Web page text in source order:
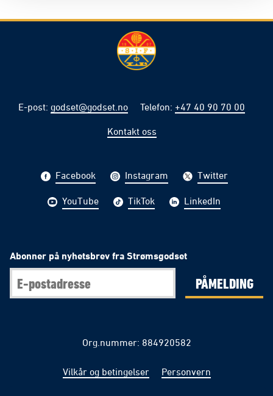
E-post: godset@godset.no Telefon: +47 40 90 70 00
Kontakt oss
Facebook Instagram Twitter
YouTube TikTok LinkedIn
Abonner på nyhetsbrev fra Strømsgodset
PÅMELDING
Org.nummer: 884920582
Vilkår og betingelser Personvern